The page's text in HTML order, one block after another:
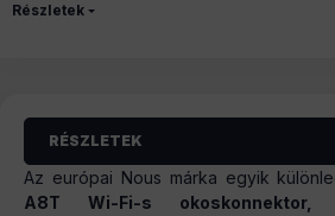
Részletek
RÉSZLETEK
Az európai Nous márka egyik
A8T Wi-Fi-s